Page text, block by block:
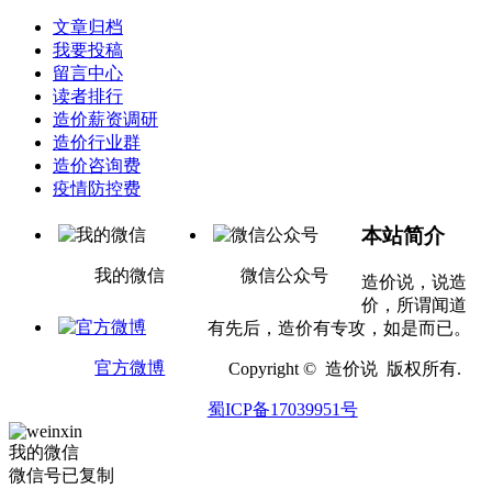
文章归档
我要投稿
留言中心
读者排行
造价薪资调研
造价行业群
造价咨询费
疫情防控费
我的微信 微信公众号
官方微博
本站简介
造价说，说造
价，所谓闻道
有先后，造价有专攻，如是而已。
Copyright © 造价说 版权所有.
蜀ICP备17039951号
我的微信
微信号已复制